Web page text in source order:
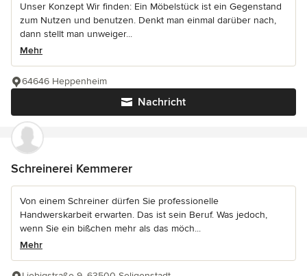
Unser Konzept Wir finden: Ein Möbelstück ist ein Gegenstand
zum Nutzen und benutzen. Denkt man einmal darüber nach,
dann stellt man unweiger...
Mehr
Nachricht
64646 Heppenheim
Schreinerei Kemmerer
Von einem Schreiner dürfen Sie professionelle
Handwerskarbeit erwarten. Das ist sein Beruf. Was jedoch,
wenn Sie ein bißchen mehr als das möch...
Mehr